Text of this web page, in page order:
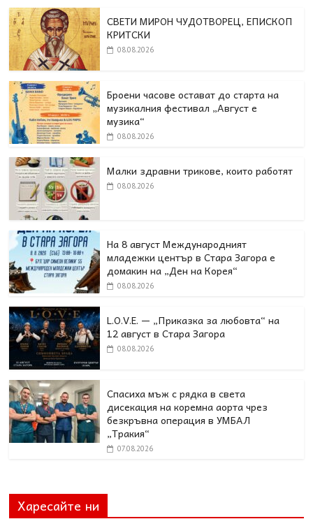
СВЕТИ МИРОН ЧУДОТВОРЕЦ, ЕПИСКОП
КРИТСКИ
08.08.2026
Броени часове остават до старта на
музикалния фестивал „Август е
музика“
08.08.2026
Малки здравни трикове, които работят
08.08.2026
На 8 август Международният
младежки център в Стара Загора е
домакин на „Ден на Корея“
08.08.2026
L.O.V.E. — „Приказка за любовта“ на
12 август в Стара Загора
08.08.2026
Спасиха мъж с рядка в света
дисекация на коремна аорта чрез
безкръвна операция в УМБАЛ
„Тракия“
07.08.2026
Харесайте ни